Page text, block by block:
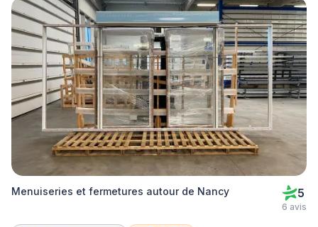
Menuiseries et fermetures autour de Nancy 5
6 avis